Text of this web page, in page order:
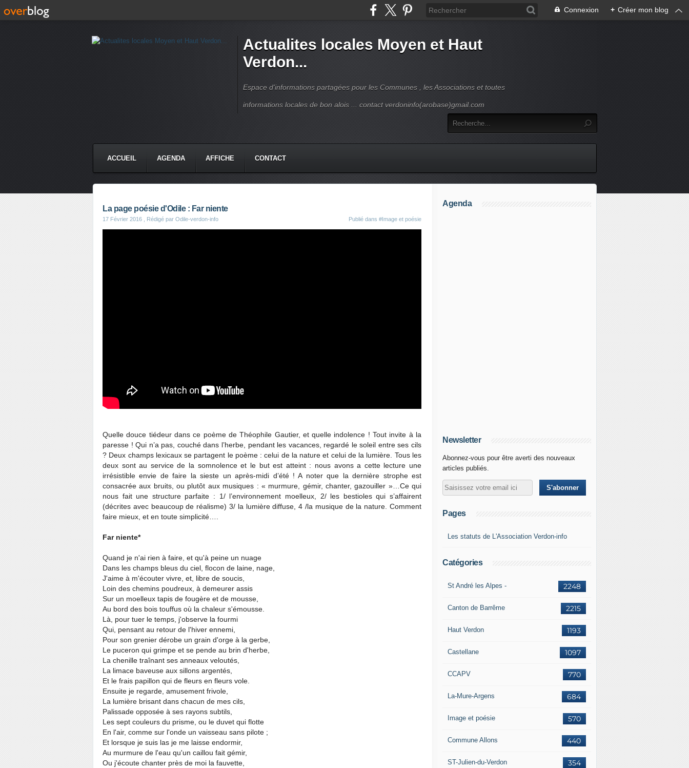
Connexion + Créer mon blog
Actualites locales Moyen et Haut
Verdon...
Espace d'informations partagées pour les Communes , les Associations et toutes
informations locales de bon alois ... contact verdoninfo(arobase)gmail.com
ACCUEIL AGENDA AFFICHE CONTACT
La page poésie d'Odile : Far niente
17 Février 2016 , Rédigé par Odile-verdon-info Publié dans #Image et poésie
Quelle douce tiédeur dans ce poème de Théophile Gautier, et quelle indolence ! Tout invite à la
paresse ! Qui n’a pas, couché dans l’herbe, pendant les vacances, regardé le soleil entre ses cils
? Deux champs lexicaux se partagent le poème : celui de la nature et celui de la lumière. Tous les
deux sont au service de la somnolence et le but est atteint : nous avons a cette lecture une
irrésistible envie de faire la sieste un après-midi d’été ! A noter que la dernière strophe est
consacrée aux bruits, ou plutôt aux musiques : « murmure, gémir, chanter, gazouiller »…Ce qui
nous fait une structure parfaite : 1/ l’environnement moelleux, 2/ les bestioles qui s’affairent
(décrites avec beaucoup de réalisme) 3/ la lumière diffuse, 4 /la musique de la nature. Comment
faire mieux, et en toute simplicité….
Far niente*
Quand je n'ai rien à faire, et qu'à peine un nuage
Dans les champs bleus du ciel, flocon de laine, nage,
J'aime à m'écouter vivre, et, libre de soucis,
Loin des chemins poudreux, à demeurer assis
Sur un moelleux tapis de fougère et de mousse,
Au bord des bois touffus où la chaleur s'émousse.
Là, pour tuer le temps, j'observe la fourmi
Qui, pensant au retour de l'hiver ennemi,
Pour son grenier dérobe un grain d'orge à la gerbe,
Le puceron qui grimpe et se pende au brin d'herbe,
La chenille traînant ses anneaux veloutés,
La limace baveuse aux sillons argentés,
Et le frais papillon qui de fleurs en fleurs vole.
Ensuite je regarde, amusement frivole,
La lumière brisant dans chacun de mes cils,
Palissade opposée à ses rayons subtils,
Les sept couleurs du prisme, ou le duvet qui flotte
En l'air, comme sur l'onde un vaisseau sans pilote ;
Et lorsque je suis las je me laisse endormir,
Au murmure de l'eau qu'un caillou fait gémir,
Ou j'écoute chanter près de moi la fauvette,
Agenda
Newsletter
Abonnez-vous pour être averti des nouveaux
articles publiés.
Pages
Les statuts de L'Association Verdon-info
Catégories
2248
St André les Alpes -
2215
Canton de Barrême
1193
Haut Verdon
1097
Castellane
770
CCAPV
684
La-Mure-Argens
570
Image et poésie
440
Commune Allons
354
ST-Julien-du-Verdon